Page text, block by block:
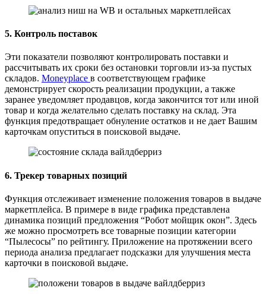
5. Контроль поставок
Эти показатели позволяют контролировать поставки и
рассчитывать их сроки без остановки торговли из-за пустых
складов. Moneyplace в соответствующем графике
демонстрирует скорость реализации продукции, а также
заранее уведомляет продавцов, когда закончится тот или иной
товар и когда желательно сделать поставку на склад. Эта
функция предотвращает обнуление остатков и не дает Вашим
карточкам опуститься в поисковой выдаче.
6. Трекер товарных позиций
Функция отслеживает изменение положения товаров в выдаче
маркетплейса. В примере в виде графика представлена
динамика позиций предложения “Робот мойщик окон”. Здесь
же можно просмотреть все товарные позиции категории
“Пылесосы” по рейтингу. Приложение на протяжении всего
периода анализа предлагает подсказки для улучшения места
карточки в поисковой выдаче.